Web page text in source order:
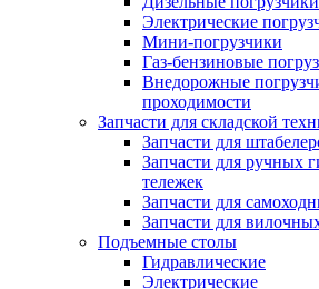
Электрические
Мини-погрузчики
Газ-бензиновые
Внедорожные
проходимости
Запчасти для складской
Запчасти для
Запчасти для ручных
тележек
Запчасти для
Запчасти для
Подъемные столы
Гидравлические
Электрические